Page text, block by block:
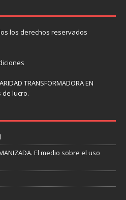
los derechos reservados
TRANSFORMADORA EN
de lucro.
El medio sobre el uso